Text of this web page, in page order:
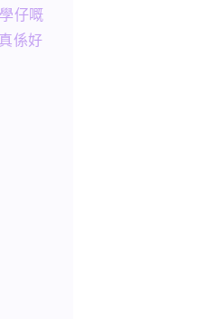
仔嘅
係好